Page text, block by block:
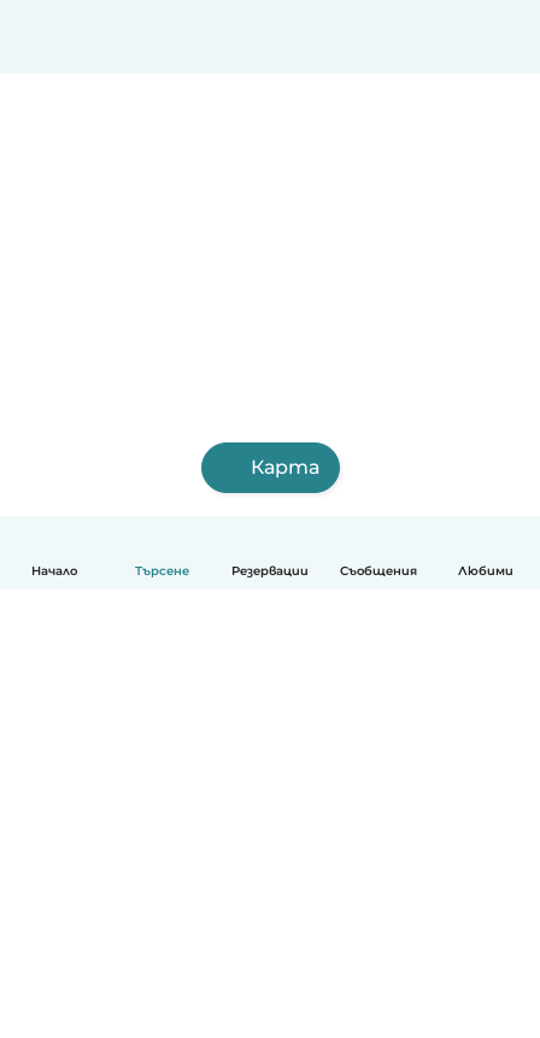
Начало Търсене Резервации Съобщения Любими
Карта